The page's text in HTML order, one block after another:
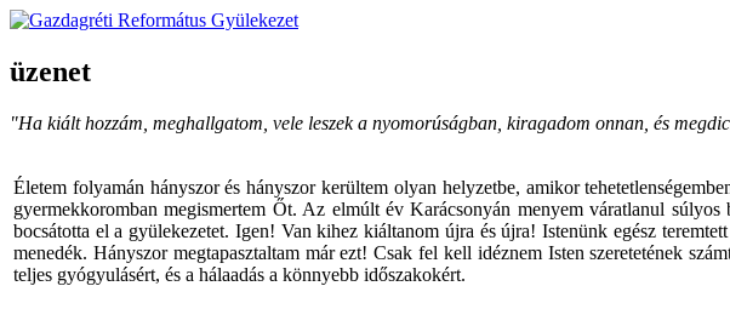
üzenet
"Ha kiált hozzám, meghallgatom, vele leszek a nyomorúságban, kiragadom onnan, és
Életem folyamán hányszor és hányszor kerültem olyan helyzetbe, amikor
gyermekkoromban megismertem Őt. Az elmúlt év Karácsonyán menyem váratlanul
bocsátotta el a gyülekezetet. Igen! Van kihez kiáltanom újra és újra! Istenünk egész
menedék. Hányszor megtapasztaltam már ezt! Csak fel kell idéznem Isten szeretetének
teljes gyógyulásért, és a hálaadás a könnyebb időszakokért.